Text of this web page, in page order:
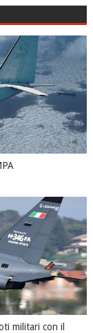
militari con il